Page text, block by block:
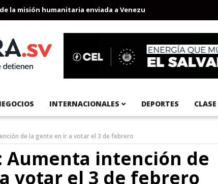
humanitaria enviada a Venezuela Aeropuerto
INTERNACIONALES DEPORTES
de la gente en ir a votar el 3 de febrero
Aumenta intención de
votar el 3 de febrero